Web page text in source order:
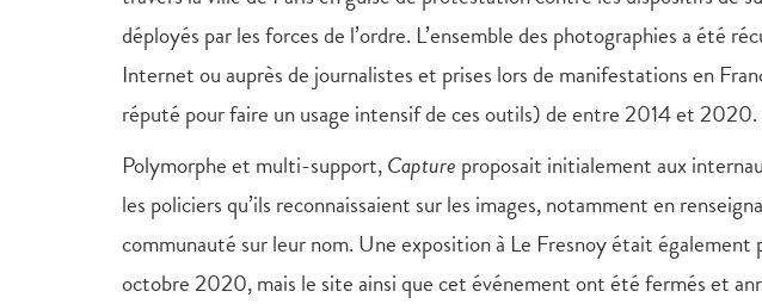
déployés par les forces de l’ordre. L’ensemble des photographies a été
Internet ou auprès de journalistes et prises lors de manifestations en
réputé pour faire un usage intensif de ces outils) de entre 2014 et 2020.
Polymorphe et multi-support,Capture proposait initialement aux
les policiers qu’ils reconnaissaient sur les images, notamment en
communauté sur leur nom. Une exposition à Le Fresnoy était également
octobre 2020, mais le site ainsi que cet événement ont été fermés et